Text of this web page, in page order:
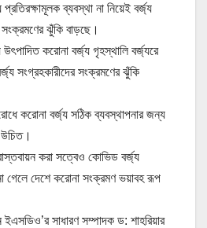
প্রতিরক্ষামূলক ব্যবস্থা না নিয়েই বর্জ্য
ঝুঁকি বাড়ছে।
উৎপাদিত করোনা বর্জ্য গৃহস্থালি বর্জ্যরে
সংগ্রহকারীদের সংক্রমণের ঝুঁকি
করোনা বর্জ্য সঠিক ব্যবস্থাপনার জন্য
করা সত্বেও কোভিড বর্জ্য
গেলে দেশে করোনা সংক্রমণ ভয়াবহ রূপ
সাধারণ সম্পাদক ড: শাহরিয়ার